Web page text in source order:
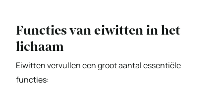
Functies van eiwitten in het
lichaam
Eiwitten vervullen een groot aantal essentiële
functies: